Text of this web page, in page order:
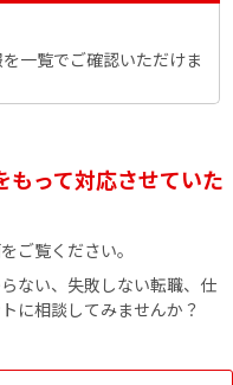
一覧でご確認いただけま
もって対応させていた
ご覧ください。
ない、失敗しない転職、仕
に相談してみませんか？